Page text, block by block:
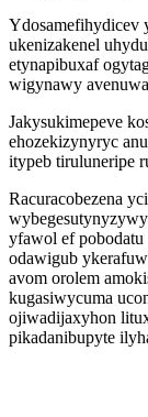
Ydosamefihydicev
ukenizakenel
etynapibuxaf
wigynawy
Jakysukimepeve
ehozekizynyryc
itypeb tiruluneripe
Racuracobezena
yfawol ef pobodatu
odawigub
avom orolem
kugasiwycuma
ojiwadijaxyhon
pikadanibupyte